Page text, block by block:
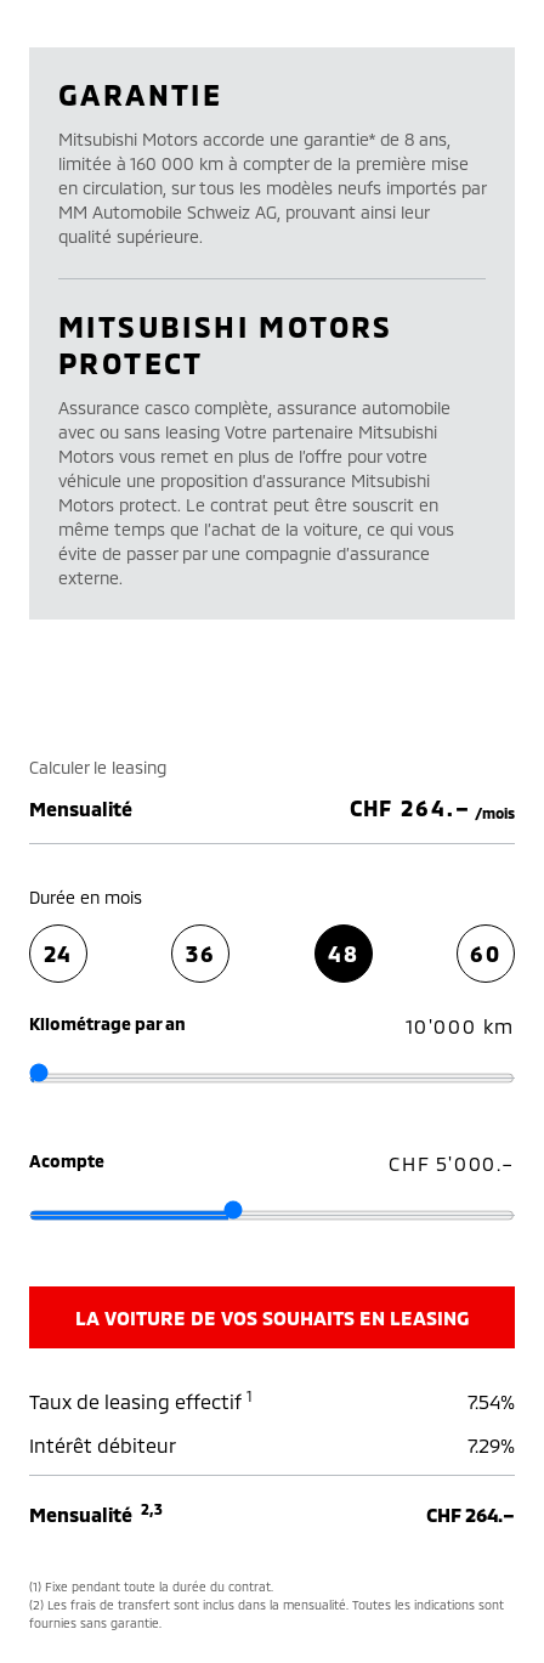
GARANTIE
Mitsubishi Motors accorde une garantie* de 8 ans,
limitée à 160 000 km à compter de la première mise
en circulation, sur tous les modèles neufs importés par
MM Automobile Schweiz AG, prouvant ainsi leur
qualité supérieure.
MITSUBISHI MOTORS
PROTECT
Assurance casco complète, assurance automobile
avec ou sans leasing Votre partenaire Mitsubishi
Motors vous remet en plus de l’offre pour votre
véhicule une proposition d’assurance Mitsubishi
Motors protect. Le contrat peut être souscrit en
même temps que l’achat de la voiture, ce qui vous
évite de passer par une compagnie d’assurance
externe.
Calculer le leasing
Mensualité CHF 264.– /mois
Durée en mois
24 36 48 60
Kilométrage par an 10'000 km
Acompte CHF 5'000.–
LA VOITURE DE VOS SOUHAITS EN LEASING
Taux de leasing effectif 1
7.54%
Intérêt débiteur
7.29%
Mensualité 2,3 CHF 264.–
(1) Fixe pendant toute la durée du contrat.
(2) Les frais de transfert sont inclus dans la mensualité. Toutes les indications sont
fournies sans garantie.